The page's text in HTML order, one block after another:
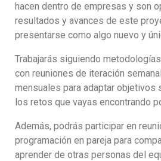
hacen dentro de empresas y son
resultados y avances de este
presentarse como algo nuevo y
Trabajarás siguiendo
con reuniones de iteración
mensuales para adaptar objetivos
los retos que vayas encontrando
Además, podrás participar en
programación en pareja para
aprender de otras personas del